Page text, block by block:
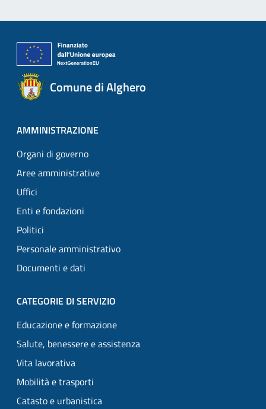
Comune di Alghero
AMMINISTRAZIONE
Organi di governo
Aree amministrative
Uffici
Enti e fondazioni
Politici
Personale amministrativo
Documenti e dati
CATEGORIE DI SERVIZIO
Educazione e formazione
Salute, benessere e assistenza
Vita lavorativa
Mobilità e trasporti
Catasto e urbanistica